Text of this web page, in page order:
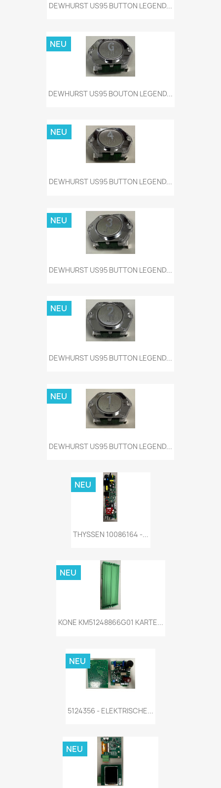
DEWHURST US95 BUTTON LEGEND...
DEWHURST US95 BOUTON LEGEND...
NEU
DEWHURST US95 BUTTON LEGEND...
NEU
DEWHURST US95 BUTTON LEGEND...
NEU
DEWHURST US95 BUTTON LEGEND...
NEU
DEWHURST US95 BUTTON LEGEND...
NEU
THYSSEN 10086164 -...
NEU
KONE KM51248866G01 KARTE...
NEU
5124356 - ELEKTRISCHE...
NEU
NEU